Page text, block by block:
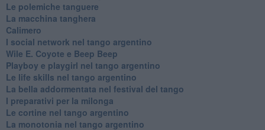
Le polemiche tanguere
La macchina tanghera
Calimero
​I social network nel tango argentino
Wile E. Coyote e Beep Beep
Playboy e playgirl nel tango argentino
Le life skills nel tango argentino
La bella addormentata nel festival del tango
I preparativi per la milonga
Le cortine nel tango argentino
La monotonia nel tango argentino